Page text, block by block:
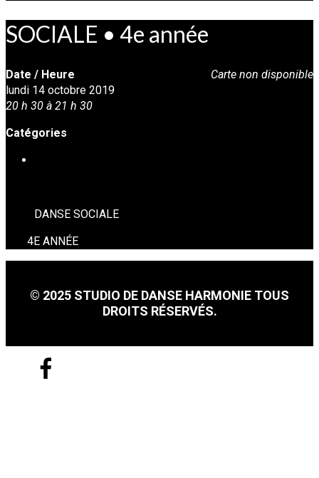
SOCIALE • 4e année
Carte non disponible
Date / Heure
lundi 14 octobre 2019
20 h 30 à 21 h 30
Catégories
DANSE SOCIALE
4E ANNÉE
© 2025 STUDIO DE DANSE HARMONIE TOUS
DROITS RÉSERVÉS.